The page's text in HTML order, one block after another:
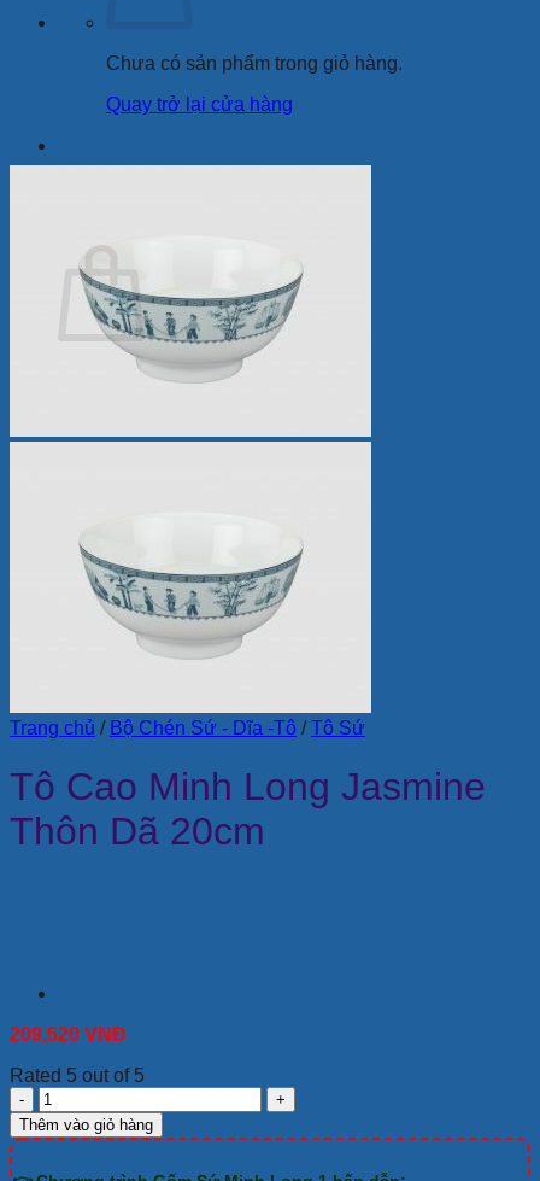
Chưa có sản phẩm trong giỏ hàng.
Quay trở lại cửa hàng
Chưa có sản phẩm trong giỏ hàng.
Trang chủ / Bộ Chén Sứ - Dĩa -Tô / Tô Sứ
Tô Cao Minh Long Jasmine
Thôn Dã 20cm
209,520 VNĐ
Rated 5 out of 5
Tô
Cao
Minh
Thêm vào giỏ hàng